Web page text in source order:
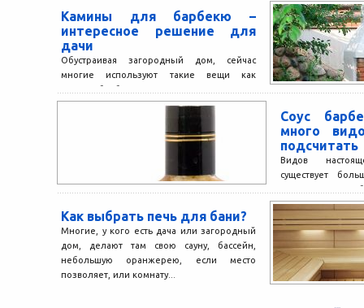
Камины для барбекю –
интересное решение для
дачи
Обустраивая загородный дом, сейчас
многие используют такие вещи как
камины-барбекю. Загородные дома как
раз этим и отличаются от городских
Соус
много
подсчитать
Видов
существует
потому что
не только как
Как выбрать печь для бани?
Многие, у кого есть дача или загородный
дом, делают там свою сауну, бассейн,
небольшую оранжерею, если место
позволяет, или комнату...